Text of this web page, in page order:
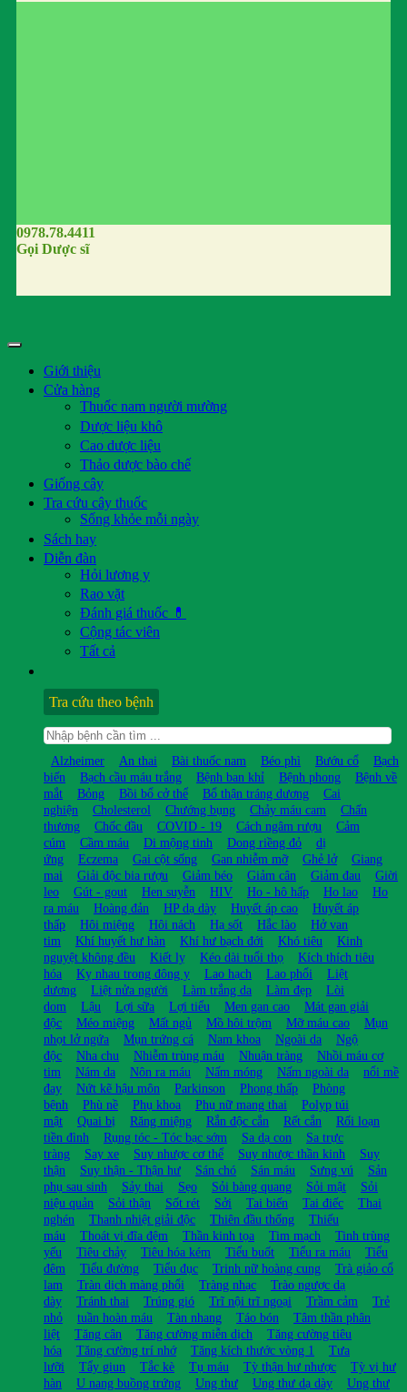
0978.78.4411
Gọi Dược sĩ
Giới thiệu
Cửa hàng
Thuốc nam người mường
Dược liệu khô
Cao dược liệu
Thảo dược bào chế
Giống cây
Tra cứu cây thuốc
Sống khỏe mỗi ngày
Sách hay
Diễn đàn
Hỏi lương y
Rao vặt
Đánh giá thuốc 💊
Cộng tác viên
Tất cả
Tra cứu theo bệnh
Alzheimer An thai Bài thuốc nam Béo phì Bướu cổ
Bạch
biến
Bạch cầu máu trắng Bệnh ban khỉ Bệnh phong
Bệnh về
mắt
Bỏng Bồi bổ cở thể Bổ thận tráng dương
Cai
nghiện
Cholesterol Chướng bụng Chảy máu cam
Chấn
thương
Chốc đầu COVID - 19 Cách ngâm rượu
Cảm
cúm
Cầm máu Di mộng tinh Dong riềng đỏ
dị
ứng
Eczema Gai cột sống Gan nhiễm mỡ Ghẻ lở
Giang
mai
Giải độc bia rượu Giảm béo Giảm cân Giảm đau
Giời
leo
Gút - gout Hen suyễn HIV Ho - hô hấp Ho lao
Ho
ra máu
Hoàng đản HP dạ dày Huyết áp cao
Huyết áp
thấp
Hôi miệng Hôi nách Hạ sốt Hắc lào
Hở van
tim
Khí huyết hư hàn Khí hư bạch đới Khó tiêu
Kinh
nguyệt không đều
Kiết lỵ Kéo dài tuổi thọ
Kích thích tiêu
hóa
Kỵ nhau trong đông y Lao hạch Lao phổi
Liệt
dương
Liệt nửa người Làm trắng da Làm đẹp
Lòi
dom
Lậu Lợi sữa Lợi tiểu Men gan cao
Mát gan giải
độc
Méo miệng Mất ngủ Mồ hôi trộm Mỡ máu cao
Mụn
nhọt lở ngứa
Mụn trứng cá Nam khoa Ngoài da
Ngộ
độc
Nha chu Nhiễm trùng máu Nhuận tràng
Nhồi máu cơ
tim
Nám da Nôn ra máu Nấm móng Nấm ngoài da
nổi mề
đay
Nứt kẽ hậu môn Parkinson Phong thấp
Phòng
bệnh
Phù nề Phụ khoa Phụ nữ mang thai
Polyp túi
mật
Quai bị Răng miệng Rắn độc cắn Rết cắn
Rối loạn
tiền đình
Rụng tóc - Tóc bạc sớm Sa dạ con
Sa trực
tràng
Say xe Suy nhược cơ thể Suy nhược thần kinh
Suy
thận
Suy thận - Thận hư Sán chó Sán máu Sưng vú
Sản
phụ sau sinh
Sảy thai Sẹo Sỏi bàng quang Sỏi mật
Sỏi
niệu quản
Sỏi thận Sốt rét Sởi Tai biến Tai điếc
Thai
nghén
Thanh nhiệt giải độc Thiên đầu thống
Thiếu
máu
Thoát vị đĩa đệm Thần kinh tọa Tim mạch
Tinh trùng
yếu
Tiêu chảy Tiêu hóa kém Tiểu buốt Tiểu ra máu
Tiểu
đêm
Tiểu đường Tiểu đục Trinh nữ hoàng cung
Trà giảo cổ
lam
Tràn dịch màng phổi Tràng nhạc
Trào ngược dạ
dày
Tránh thai Trúng gió Trĩ nội trĩ ngoại Trầm cảm
Trẻ
nhỏ
tuần hoàn máu Tàn nhang Táo bón
Tâm thần phân
liệt
Tăng cân Tăng cường miễn dịch
Tăng cường tiêu
hóa
Tăng cường trí nhớ Tăng kích thước vòng 1
Tưa
lưỡi
Tẩy giun Tắc kè Tụ máu Tỳ thận hư nhược
Tỳ vị hư
hàn
U nang buồng trứng Ung thư Ung thư dạ dày
Ung thư